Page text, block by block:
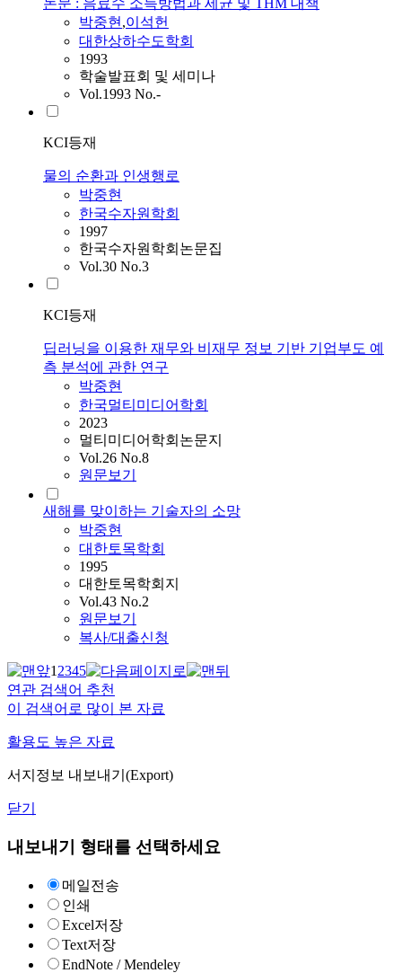
논문 : 음료수 소득방법과 세균 및 THM 대책
박중현,이석헌
대한상하수도학회
1993
학술발표회 및 세미나
Vol.1993 No.-
KCI등재
물의 순환과 인생행로
박중현
한국수자원학회
1997
한국수자원학회논문집
Vol.30 No.3
KCI등재
딥러닝을 이용한 재무와 비재무 정보 기반 기업부도 예
측 분석에 관한 연구
박중현
한국멀티미디어학회
2023
멀티미디어학회논문지
Vol.26 No.8
원문보기
새해를 맞이하는 기술자의 소망
박중현
대한토목학회
1995
대한토목학회지
Vol.43 No.2
원문보기
복사/대출신청
12345
연관 검색어 추천
이 검색어로 많이 본 자료
활용도 높은 자료
서지정보 내보내기(Export)
닫기
내보내기 형태를 선택하세요
메일전송
인쇄
Excel저장
Text저장
EndNote / Mendeley